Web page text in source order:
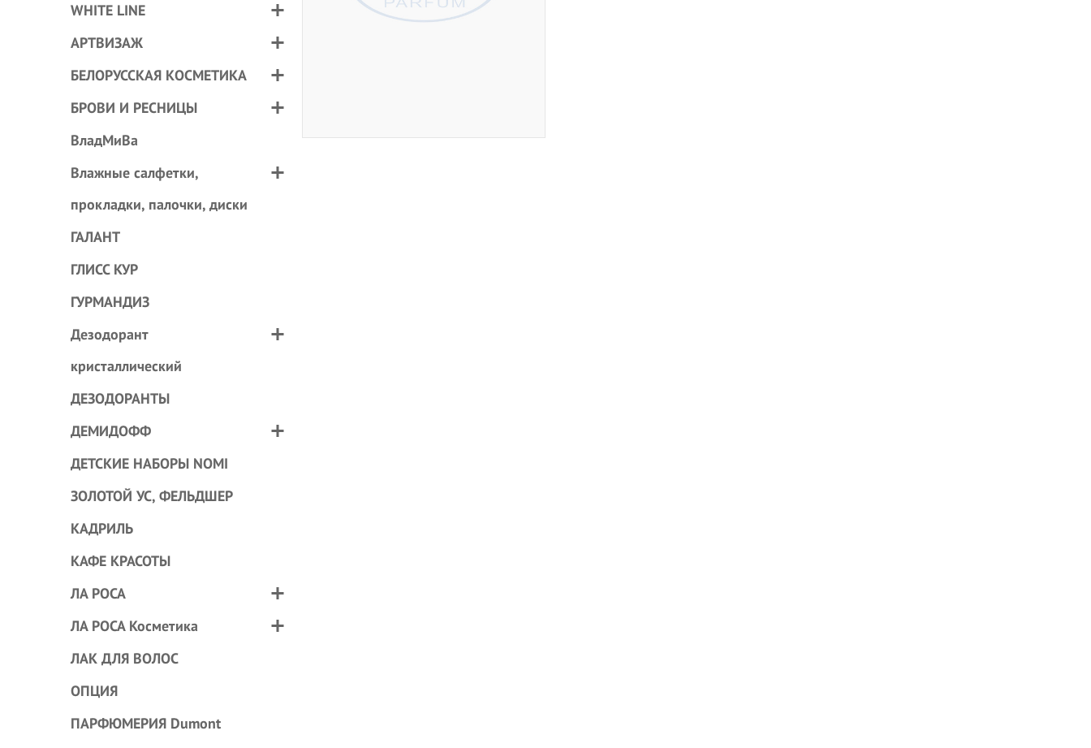
WHITE LINE
АРТВИЗАЖ
БЕЛОРУССКАЯ КОСМЕТИКА
БРОВИ И РЕСНИЦЫ
ВладМиВа
Влажные салфетки,
прокладки, палочки, диски
ГАЛАНТ
ГЛИСС КУР
ГУРМАНДИЗ
Дезодорант
кристаллический
ДЕЗОДОРАНТЫ
ДЕМИДОФФ
ДЕТСКИЕ НАБОРЫ NOMI
ЗОЛОТОЙ УС, ФЕЛЬДШЕР
КАДРИЛЬ
КАФЕ КРАСОТЫ
ЛА РОСА
ЛА РОСА Косметика
ЛАК ДЛЯ ВОЛОС
ОПЦИЯ
ПАРФЮМЕРИЯ Dumont